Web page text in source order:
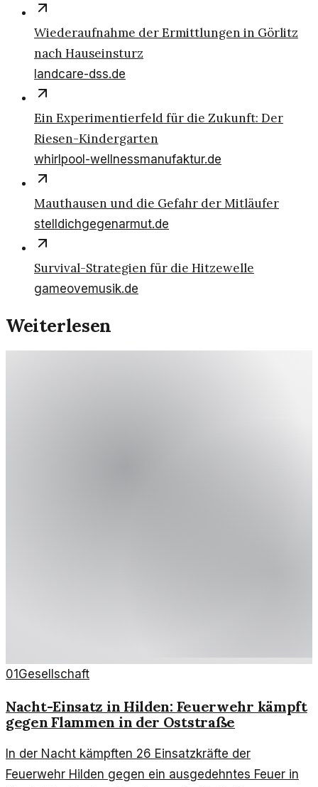
Wiederaufnahme der Ermittlungen in Görlitz
nach Hauseinsturz
landcare-dss.de
Ein Experimentierfeld für die Zukunft: Der
Riesen-Kindergarten
whirlpool-wellnessmanufaktur.de
Mauthausen und die Gefahr der Mitläufer
stelldichgegenarmut.de
Survival-Strategien für die Hitzewelle
gameovemusik.de
Weiterlesen
01Gesellschaft
Nacht-Einsatz in Hilden: Feuerwehr kämpft
gegen Flammen in der Oststraße
In der Nacht kämpften 26 Einsatzkräfte der
Feuerwehr Hilden gegen ein ausgedehntes Feuer in